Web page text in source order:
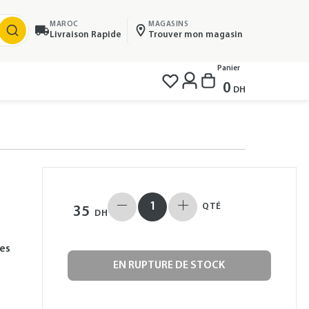
MAROC
Livraison Rapide
MAGASINS
Trouver mon magasin
Panier
0 DH
35 DH
QTÉ
EN RUPTURE DE STOCK